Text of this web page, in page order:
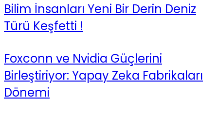
Bilim İnsanları Yeni Bir Derin Deniz
Türü Keşfetti !
Foxconn ve Nvidia Güçlerini
Birleştiriyor: Yapay Zeka Fabrikaları
Dönemi